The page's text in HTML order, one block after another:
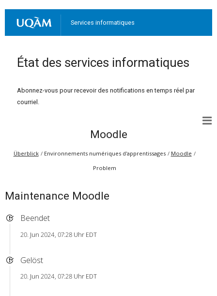
Services informatiques
État des services informatiques
Abonnez-vous pour recevoir des notifications en temps réel par
courriel.
Moodle
Überblick Environnements numériques d'apprentissages
Moodle
Problem
Maintenance Moodle
Beendet
20. Jun 2024, 07:28 Uhr EDT
Gelöst
20. Jun 2024, 07:28 Uhr EDT